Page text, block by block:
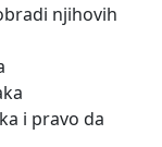
njihovih
i pravo da